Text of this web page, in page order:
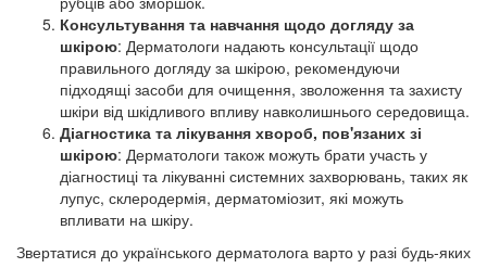
Консультування та навчання щодо догляду за
шкірою: Дерматологи надають консультації щодо
правильного догляду за шкірою, рекомендуючи
підходящі засоби для очищення, зволоження та захисту
шкіри від шкідливого впливу навколишнього середовища.
Діагностика та лікування хвороб, пов'язаних зі
шкірою: Дерматологи також можуть брати участь у
діагностиці та лікуванні системних захворювань, таких як
лупус, склеродермія, дерматоміозит, які можуть
впливати на шкіру.
Звертатися до українського дерматолога варто у разі будь-яких